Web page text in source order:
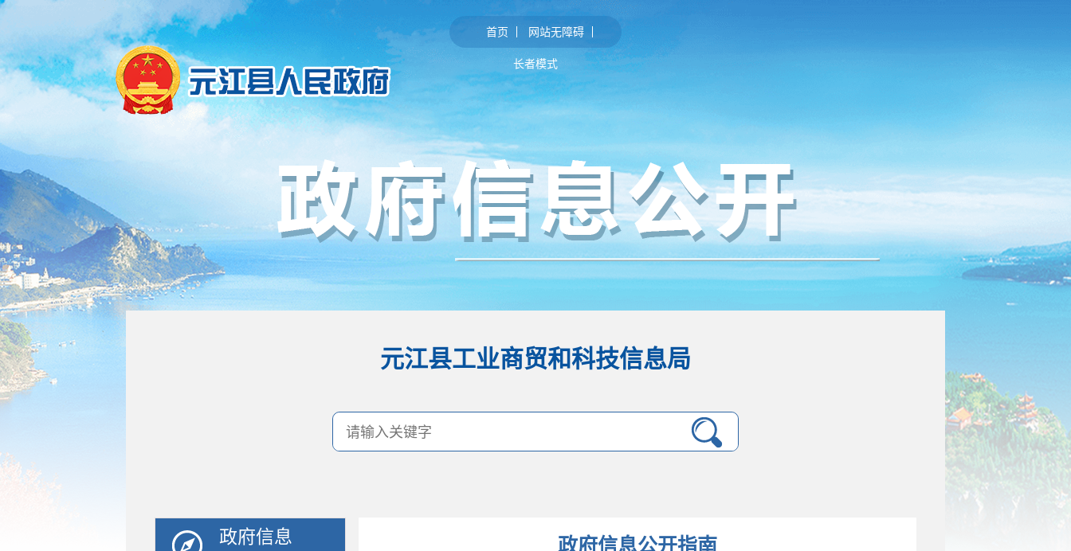
首页 网站无障碍
长者模式
元江县工业商贸和科技信息局
政府信息公开指南
政府信息